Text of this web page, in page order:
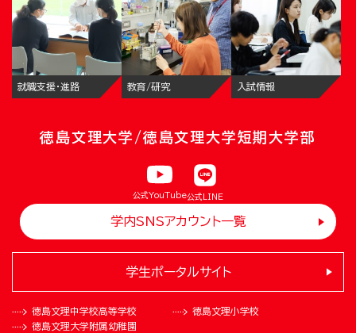
就職支援・進路 教育/研究 入試情報
徳島文理大学/徳島文理大学短期大学部
公式YouTube公式LINE
学内SNSアカウント一覧
徳島文理中学校高等学校
徳島文理小学校
徳島文理大学附属幼稚園
学生ポータルサイト